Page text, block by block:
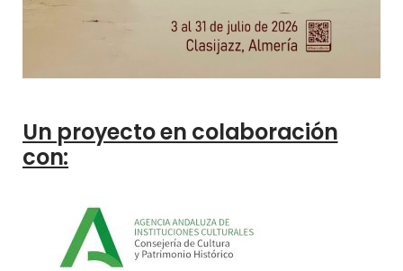
Un proyecto en colaboración
con: